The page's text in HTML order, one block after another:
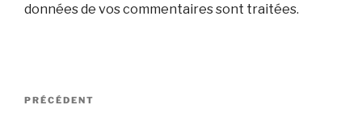
données de vos commentaires sont traitées.
Navigation
Article
PRÉCÉDENT